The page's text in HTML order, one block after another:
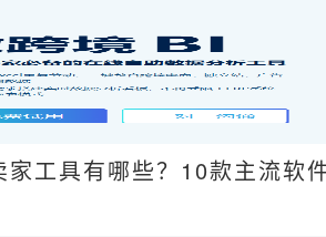
家工具有哪些？10款主流软